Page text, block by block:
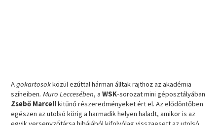
Agokartosokközül ezúttal hárman álltak rajthoz az akadémia
színeiben. Muro Leccesében, aWSK-sorozat mini géposztályában
Zsebő Marcellkitűnő részeredményeket ért el. Az elődöntőben
egészen az utolsó körig a harmadik helyen haladt, amikor is az